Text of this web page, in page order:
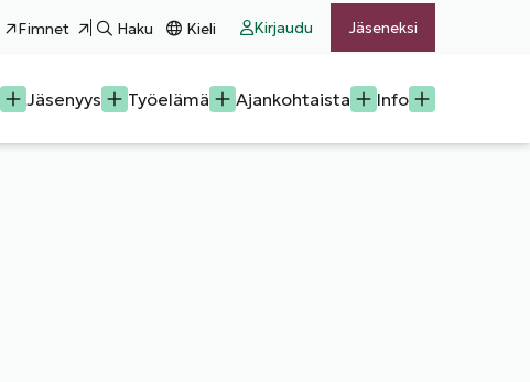
Fimnet Haku Kieli Kirjaudu Jäseneksi
Jäsenyys Työelämä Ajankohtaista Info